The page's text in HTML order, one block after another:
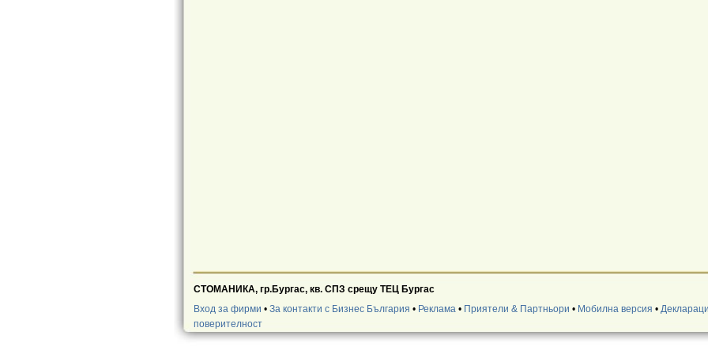
СТОМАНИКА, гр.Бургас, кв. СПЗ срещу ТЕЦ Бургас
Вход за фирми • За контакти с Бизнес България • Реклама• Приятели & Партньори • Мобилна версия •
поверителност